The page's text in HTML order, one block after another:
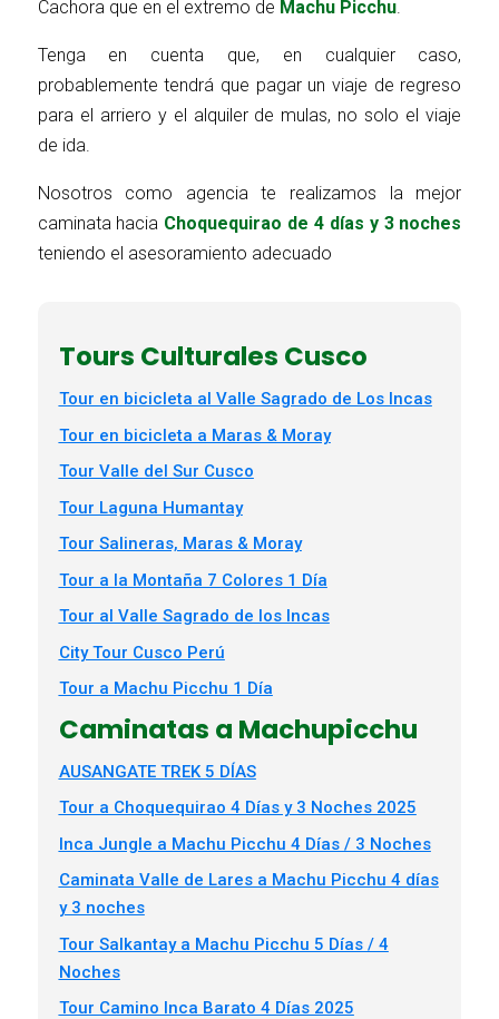
Cachora que en el extremo de Machu Picchu.
Tenga en cuenta que, en cualquier caso,
probablemente tendrá que pagar un viaje de regreso
para el arriero y el alquiler de mulas, no solo el viaje
de ida.
Nosotros como agencia te realizamos la mejor
caminata hacia Choquequirao de 4 días y 3 noches
teniendo el asesoramiento adecuado
Tours Culturales Cusco
Tour en bicicleta al Valle Sagrado de Los Incas
Tour en bicicleta a Maras & Moray
Tour Valle del Sur Cusco
Tour Laguna Humantay
Tour Salineras, Maras & Moray
Tour a la Montaña 7 Colores 1 Día
Tour al Valle Sagrado de los Incas
City Tour Cusco Perú
Tour a Machu Picchu 1 Día
Caminatas a Machupicchu
AUSANGATE TREK 5 DÍAS
Tour a Choquequirao 4 Días y 3 Noches 2025
Inca Jungle a Machu Picchu 4 Días / 3 Noches
Caminata Valle de Lares a Machu Picchu 4 días
y 3 noches
Tour Salkantay a Machu Picchu 5 Días / 4
Noches
Tour Camino Inca Barato 4 Días 2025